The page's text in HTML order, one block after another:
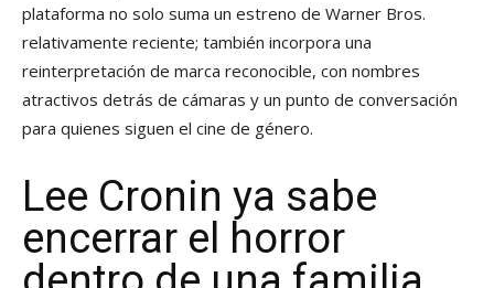
plataforma no solo suma un estreno de Warner Bros.
relativamente reciente; también incorpora una
reinterpretación de marca reconocible, con nombres
atractivos detrás de cámaras y un punto de conversación
para quienes siguen el cine de género.
Lee Cronin ya sabe
encerrar el horror